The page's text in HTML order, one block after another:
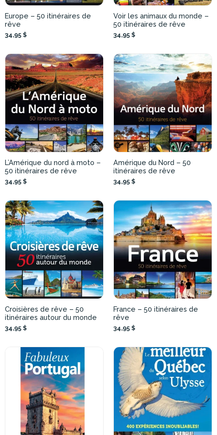
Europe – 50 itinéraires de
rêve
34,95 $
Voir les animaux du monde –
50 itinéraires de rêve
34,95 $
L’Amérique du nord à moto –
50 itinéraires de rêve
34,95 $
Amérique du Nord – 50
itinéraires de rêve
34,95 $
Croisières de rêve – 50
itinéraires autour du monde
34,95 $
France – 50 itinéraires de
rêve
34,95 $